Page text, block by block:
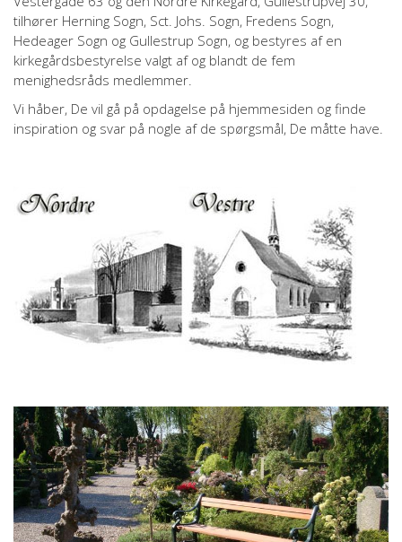
tilhører Herning Sogn, Sct. Johs. Sogn, Fredens Sogn,
Hedeager Sogn og Gullestrup Sogn, og bestyres af en
kirkegårdsbestyrelse valgt af og blandt de fem
menighedsråds medlemmer.
Vi håber, De vil gå på opdagelse på hjemmesiden og finde
inspiration og svar på nogle af de spørgsmål, De måtte have.